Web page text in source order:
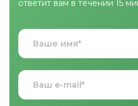
ответит вам в течении 15